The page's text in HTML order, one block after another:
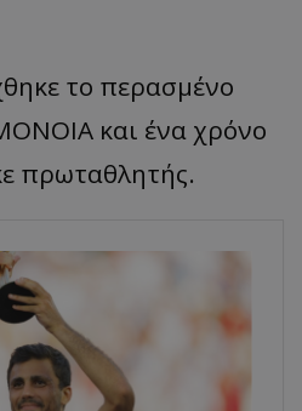
το περασμένο
και ένα χρόνο
πρωταθλητής.